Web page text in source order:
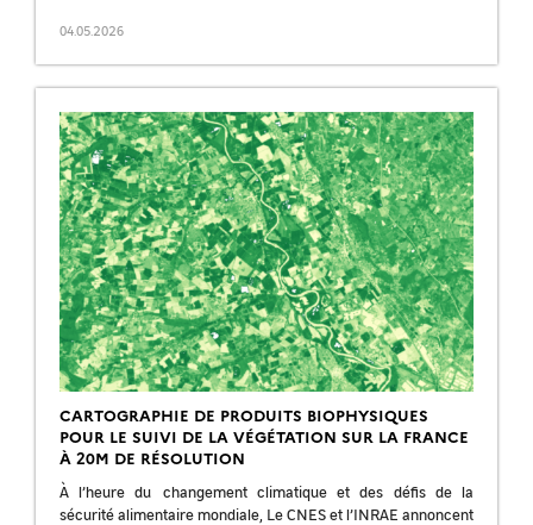
04.05.2026
CARTOGRAPHIE DE PRODUITS BIOPHYSIQUES
POUR LE SUIVI DE LA VÉGÉTATION SUR LA FRANCE
À 20M DE RÉSOLUTION
À l’heure du changement climatique et des défis de la
sécurité alimentaire mondiale, Le CNES et l’INRAE annoncent